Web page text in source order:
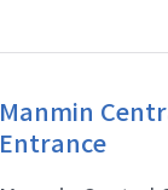
Manmin
Entrance